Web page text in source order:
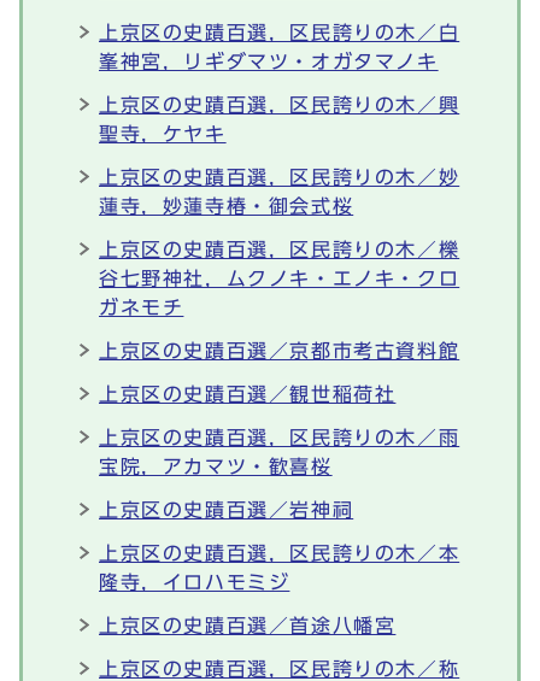
上京区の史蹟百選，区民誇りの木／白
峯神宮，リギダマツ・オガタマノキ
上京区の史蹟百選，区民誇りの木／興
聖寺，ケヤキ
上京区の史蹟百選，区民誇りの木／妙
蓮寺，妙蓮寺椿・御会式桜
上京区の史蹟百選，区民誇りの木／櫟
谷七野神社，ムクノキ・エノキ・クロ
ガネモチ
上京区の史蹟百選／京都市考古資料館
上京区の史蹟百選／観世稲荷社
上京区の史蹟百選，区民誇りの木／雨
宝院，アカマツ・歓喜桜
上京区の史蹟百選／岩神祠
上京区の史蹟百選，区民誇りの木／本
隆寺，イロハモミジ
上京区の史蹟百選／首途八幡宮
上京区の史蹟百選，区民誇りの木／称